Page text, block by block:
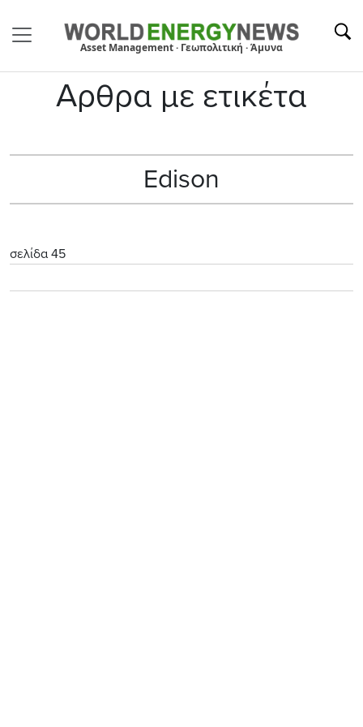
Asset Management · Γεωπολιτική · Άμυνα
Αρθρα με ετικέτα
Edison
σελίδα 45